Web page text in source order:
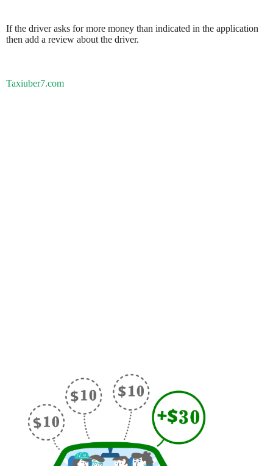
If the driver asks for more money than indicated in the application
then add a review about the driver.
Taxiuber7.com